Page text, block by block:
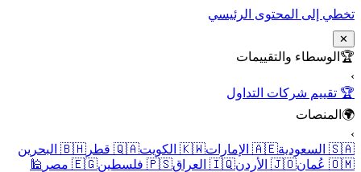
تخطي إلى المحتوى الرئيسي
✕
🏆 الوسطاء والتقييمات
›
🏆 تقييم شركات التداول
🌍 المنصات
›
🇸🇦 السعودية
🇦🇪 الإمارات 🇰🇼 الكويت 🇶🇦 قطر
🇧🇭 البحرين
🇴🇲 عُمان
🇯🇴 الأردن 🇮🇶 العراق 🇵🇸 فلسطين 🇪🇬 مصر
🕌